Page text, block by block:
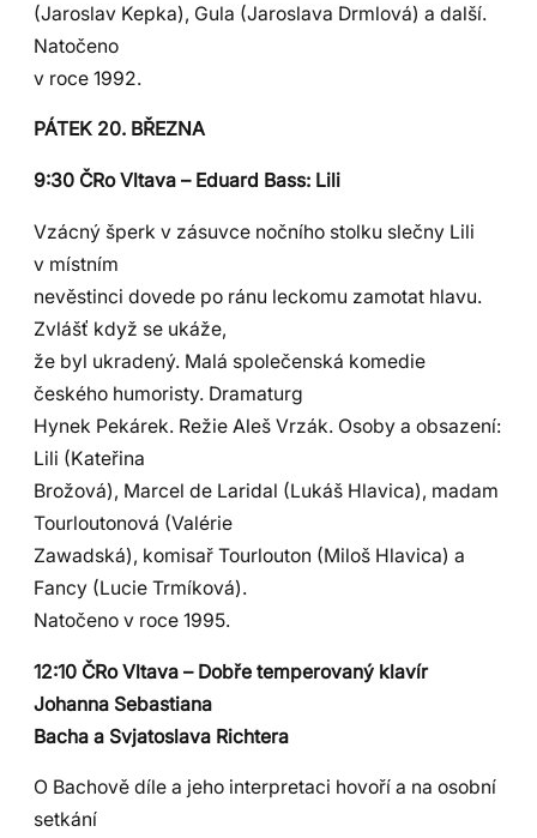
(Jaroslav Kepka), Gula (Jaroslava Drmlová) a další.
Natočeno
v roce 1992.
PÁTEK 20. BŘEZNA
9:30 ČRo Vltava – Eduard Bass: Lili
Vzácný šperk v zásuvce nočního stolku slečny Lili
v místním
nevěstinci dovede po ránu leckomu zamotat hlavu.
Zvlášť když se ukáže,
že byl ukradený. Malá společenská komedie
českého humoristy. Dramaturg
Hynek Pekárek. Režie Aleš Vrzák. Osoby a obsazení:
Lili (Kateřina
Brožová), Marcel de Laridal (Lukáš Hlavica), madam
Tourloutonová (Valérie
Zawadská), komisař Tourlouton (Miloš Hlavica) a
Fancy (Lucie Trmíková).
Natočeno v roce 1995.
12:10 ČRo Vltava – Dobře temperovaný klavír
Johanna Sebastiana
Bacha a Svjatoslava Richtera
O Bachově díle a jeho interpretaci hovoří a na osobní
setkání